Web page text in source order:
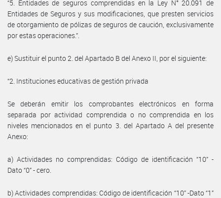
“5. Entidades de seguros comprendidas en la Ley N° 20.091 de
Entidades de Seguros y sus modificaciones, que presten servicios
de otorgamiento de pólizas de seguros de caución, exclusivamente
por estas operaciones.”.
e) Sustituir el punto 2. del Apartado B del Anexo II, por el siguiente:
“2. Instituciones educativas de gestión privada
Se deberán emitir los comprobantes electrónicos en forma
separada por actividad comprendida o no comprendida en los
niveles mencionados en el punto 3. del Apartado A del presente
Anexo:
a) Actividades no comprendidas: Código de identificación “10” -
Dato “0” - cero.
b) Actividades comprendidas: Código de identificación “10” -Dato “1”